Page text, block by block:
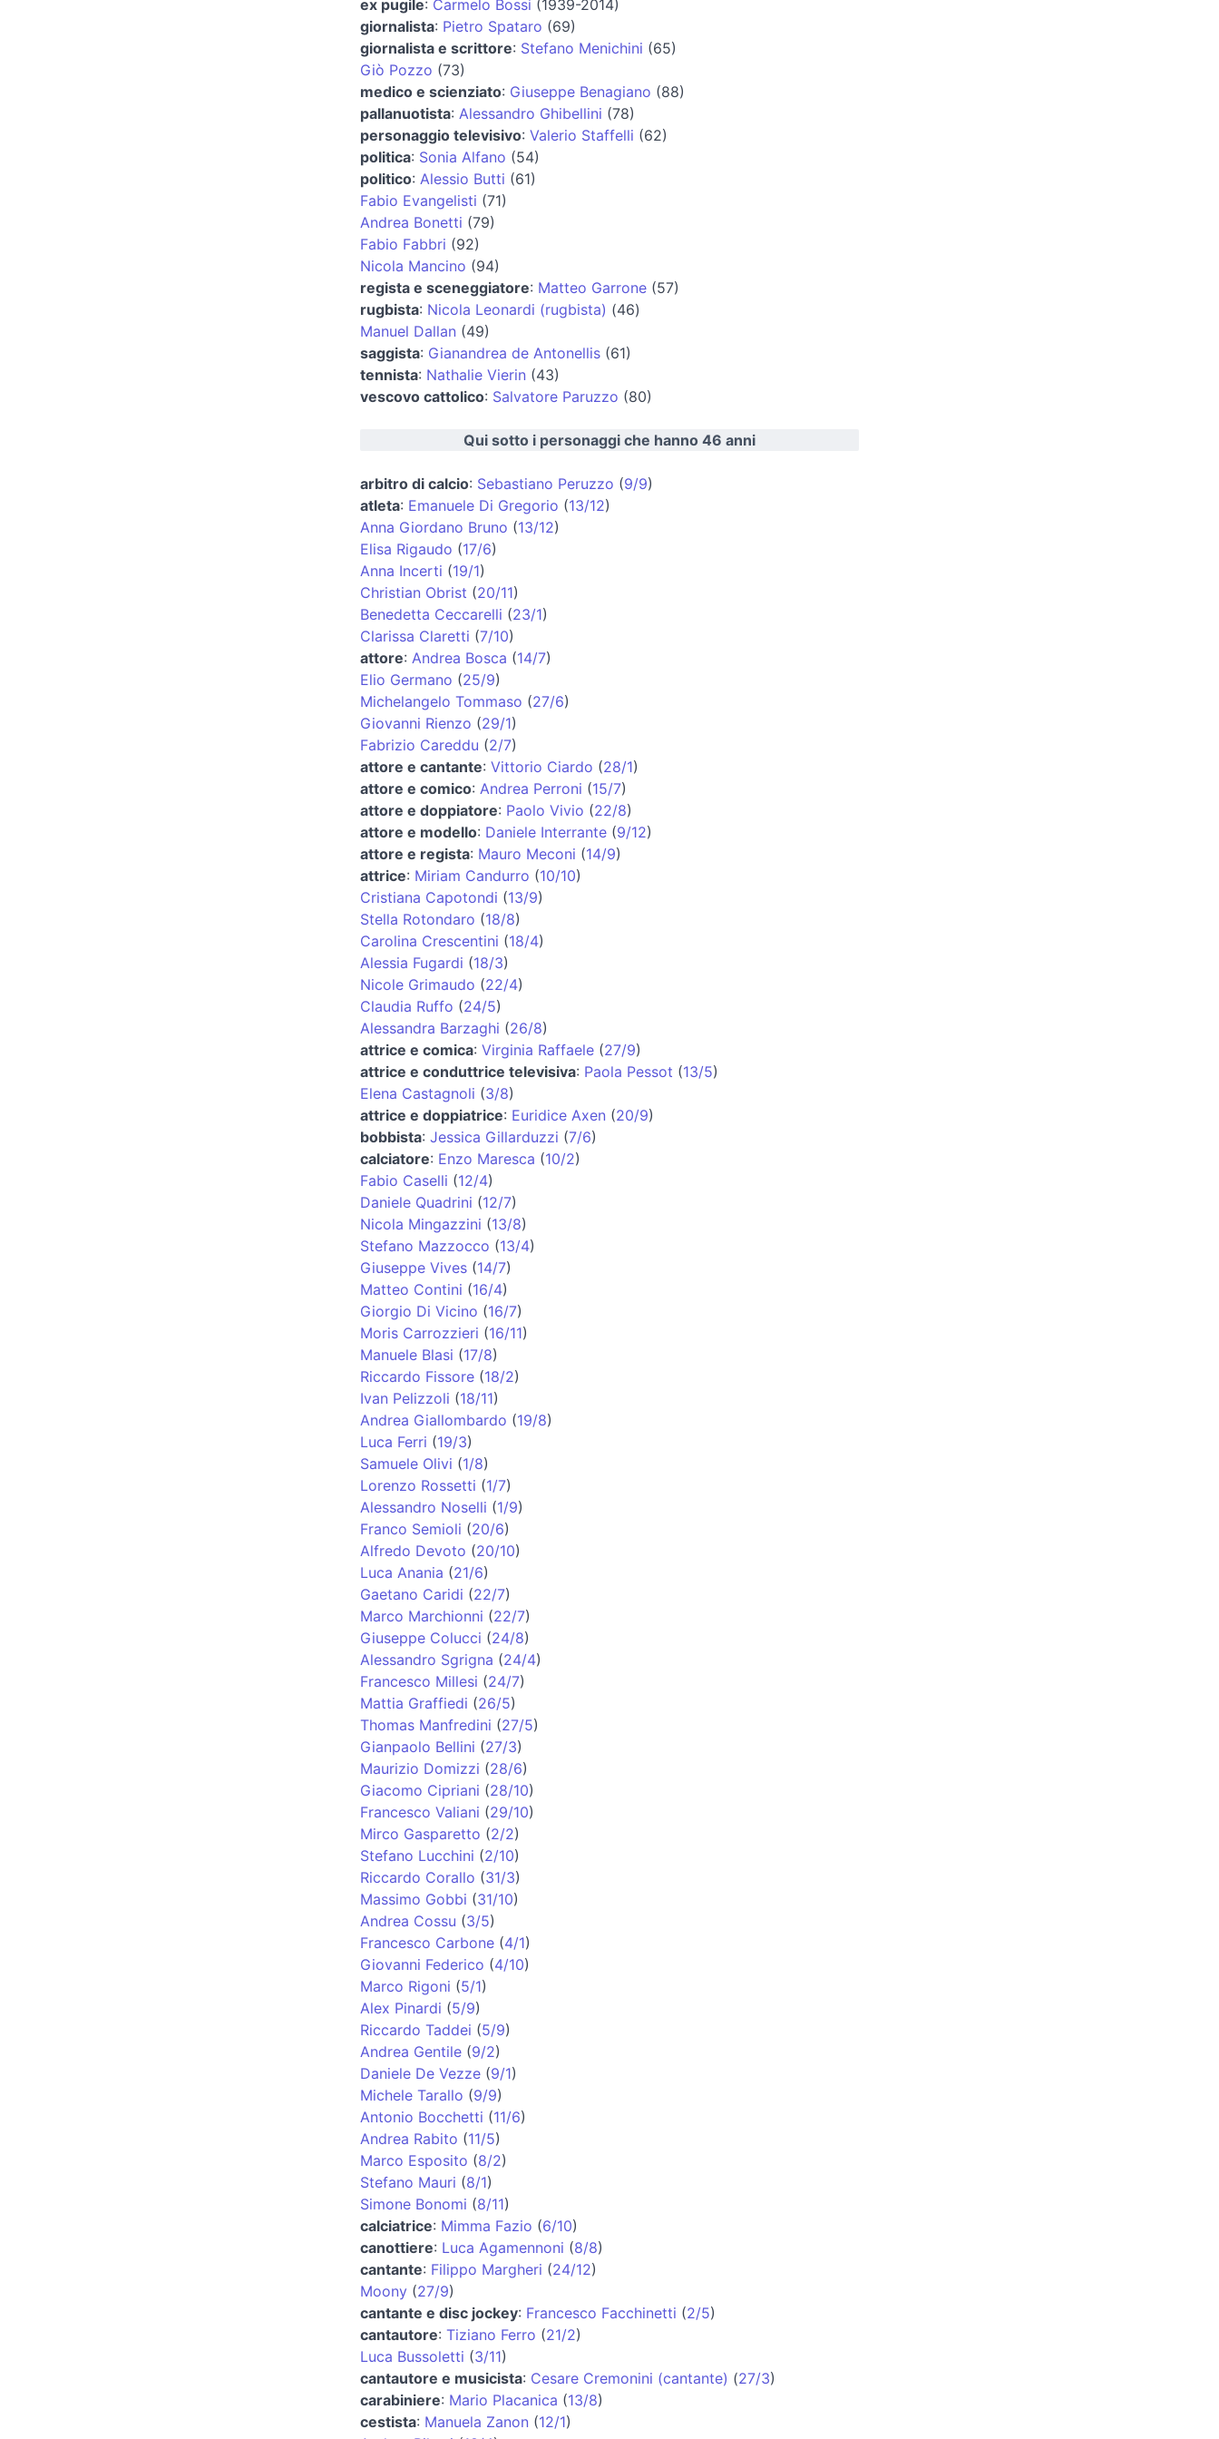
ex pugile: Carmelo Bossi (1939-2014)
giornalista: Pietro Spataro (69)
giornalista e scrittore: Stefano Menichini (65)
Giò Pozzo (73)
medico e scienziato: Giuseppe Benagiano (88)
pallanuotista: Alessandro Ghibellini (78)
personaggio televisivo: Valerio Staffelli (62)
politica: Sonia Alfano (54)
politico: Alessio Butti (61)
Fabio Evangelisti (71)
Andrea Bonetti (79)
Fabio Fabbri (92)
Nicola Mancino (94)
regista e sceneggiatore: Matteo Garrone (57)
rugbista: Nicola Leonardi (rugbista) (46)
Manuel Dallan (49)
saggista: Gianandrea de Antonellis (61)
tennista: Nathalie Vierin (43)
vescovo cattolico: Salvatore Paruzzo (80)
Qui sotto i personaggi che hanno 46 anni
arbitro di calcio: Sebastiano Peruzzo (9/9)
atleta: Emanuele Di Gregorio (13/12)
Anna Giordano Bruno (13/12)
Elisa Rigaudo (17/6)
Anna Incerti (19/1)
Christian Obrist (20/11)
Benedetta Ceccarelli (23/1)
Clarissa Claretti (7/10)
attore: Andrea Bosca (14/7)
Elio Germano (25/9)
Michelangelo Tommaso (27/6)
Giovanni Rienzo (29/1)
Fabrizio Careddu (2/7)
attore e cantante: Vittorio Ciardo (28/1)
attore e comico: Andrea Perroni (15/7)
attore e doppiatore: Paolo Vivio (22/8)
attore e modello: Daniele Interrante (9/12)
attore e regista: Mauro Meconi (14/9)
attrice: Miriam Candurro (10/10)
Cristiana Capotondi (13/9)
Stella Rotondaro (18/8)
Carolina Crescentini (18/4)
Alessia Fugardi (18/3)
Nicole Grimaudo (22/4)
Claudia Ruffo (24/5)
Alessandra Barzaghi (26/8)
attrice e comica: Virginia Raffaele (27/9)
attrice e conduttrice televisiva: Paola Pessot (13/5)
Elena Castagnoli (3/8)
attrice e doppiatrice: Euridice Axen (20/9)
bobbista: Jessica Gillarduzzi (7/6)
calciatore: Enzo Maresca (10/2)
Fabio Caselli (12/4)
Daniele Quadrini (12/7)
Nicola Mingazzini (13/8)
Stefano Mazzocco (13/4)
Giuseppe Vives (14/7)
Matteo Contini (16/4)
Giorgio Di Vicino (16/7)
Moris Carrozzieri (16/11)
Manuele Blasi (17/8)
Riccardo Fissore (18/2)
Ivan Pelizzoli (18/11)
Andrea Giallombardo (19/8)
Luca Ferri (19/3)
Samuele Olivi (1/8)
Lorenzo Rossetti (1/7)
Alessandro Noselli (1/9)
Franco Semioli (20/6)
Alfredo Devoto (20/10)
Luca Anania (21/6)
Gaetano Caridi (22/7)
Marco Marchionni (22/7)
Giuseppe Colucci (24/8)
Alessandro Sgrigna (24/4)
Francesco Millesi (24/7)
Mattia Graffiedi (26/5)
Thomas Manfredini (27/5)
Gianpaolo Bellini (27/3)
Maurizio Domizzi (28/6)
Giacomo Cipriani (28/10)
Francesco Valiani (29/10)
Mirco Gasparetto (2/2)
Stefano Lucchini (2/10)
Riccardo Corallo (31/3)
Massimo Gobbi (31/10)
Andrea Cossu (3/5)
Francesco Carbone (4/1)
Giovanni Federico (4/10)
Marco Rigoni (5/1)
Alex Pinardi (5/9)
Riccardo Taddei (5/9)
Andrea Gentile (9/2)
Daniele De Vezze (9/1)
Michele Tarallo (9/9)
Antonio Bocchetti (11/6)
Andrea Rabito (11/5)
Marco Esposito (8/2)
Stefano Mauri (8/1)
Simone Bonomi (8/11)
calciatrice: Mimma Fazio (6/10)
canottiere: Luca Agamennoni (8/8)
cantante: Filippo Margheri (24/12)
Moony (27/9)
cantante e disc jockey: Francesco Facchinetti (2/5)
cantautore: Tiziano Ferro (21/2)
Luca Bussoletti (3/11)
cantautore e musicista: Cesare Cremonini (cantante) (27/3)
carabiniere: Mario Placanica (13/8)
cestista: Manuela Zanon (12/1)